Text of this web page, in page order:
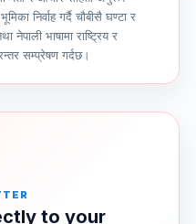
निर्वाह गर्दै चौबीसै घण्टा र
नेपाली भाषामा राष्ट्रिय र
सम्प्रेषण गर्दछ।
to your